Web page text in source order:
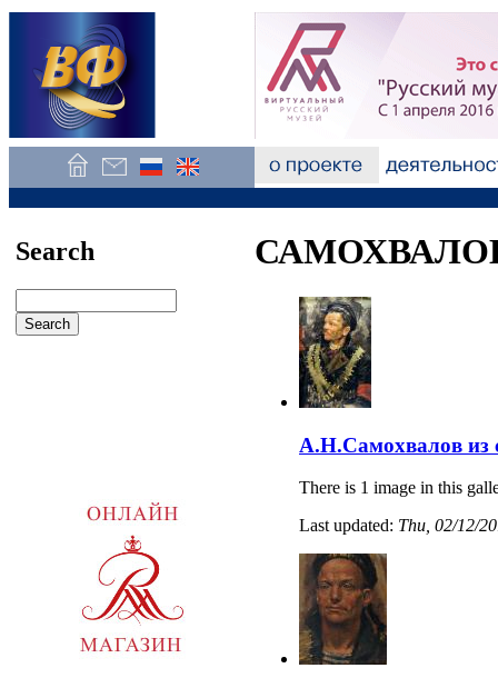
Search САМОХВАЛОВ
А.Н.Самохвалов из
There is 1 image in this
Last updated: Thu, 02/12/